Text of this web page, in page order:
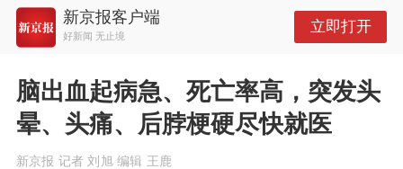
新京报客户端
好新闻 无止境
立即打开
脑出血起病急、死亡率高，突发头
晕、头痛、后脖梗硬尽快就医
新京报 记者 刘旭 编辑 王鹿